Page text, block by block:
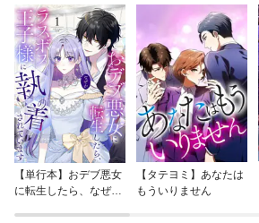
【単行本】おデブ悪女
に転生したら、なぜか
【タテヨミ】あなたは
もういりません